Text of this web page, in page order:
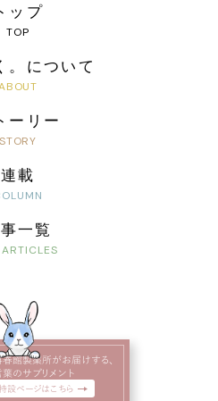
ップ
。について
ーリー
一覧
連載
春館製薬所がお届けする、
葉のサプリメント
設ページはこちら